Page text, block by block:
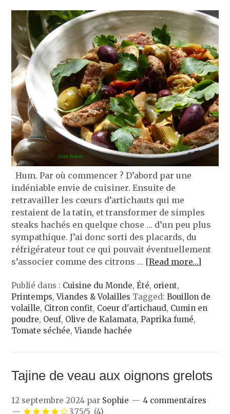
Hum. Par où commencer ? D’abord par une
indéniable envie de cuisiner. Ensuite de
retravailler les cœurs d’artichauts qui me
restaient de la tatin, et transformer de simples
steaks hachés en quelque chose … d’un peu plus
sympathique. J’ai donc sorti des placards, du
réfrigérateur tout ce qui pouvait éventuellement
s’associer comme des citrons … [Read more…]
Publié dans : Cuisine du Monde,Été, orient,
Printemps,Viandes & Volailles Tagged:Bouillon de
volaille, Citron confit, Coeur d'artichaud, Cumin en
poudre, Oeuf, Olive de Kalamata,Paprika fumé,
Tomate séchée,Viande hachée
Tajine de veau aux oignons grelots
12 septembre 2024 par Sophie
4 commentaires
3.75/5 (4)